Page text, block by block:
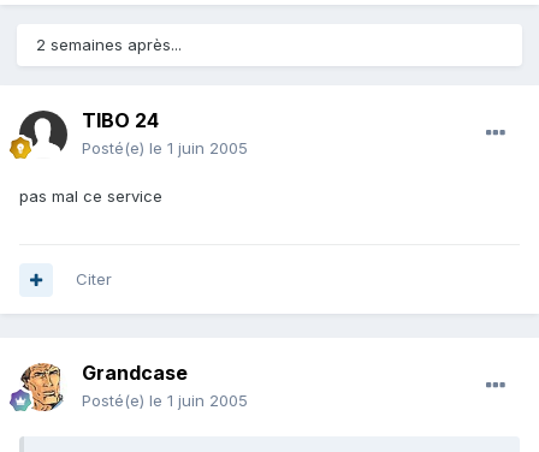
2 semaines après...
TIBO 24
Posté(e) le 1 juin 2005
pas mal ce service
Citer
Grandcase
Posté(e) le 1 juin 2005